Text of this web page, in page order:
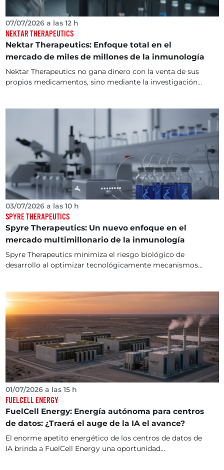
07/07/2026 a las 12 h
NEKTAR THERAPEUTICS
Nektar Therapeutics: Enfoque total en el
mercado de miles de millones de la inmunología
Nektar Therapeutics no gana dinero con la venta de sus
propios medicamentos, sino mediante la investigación...
03/07/2026 a las 10 h
SPYRE THERAPEUTICS
Spyre Therapeutics: Un nuevo enfoque en el
mercado multimillonario de la inmunología
Spyre Therapeutics minimiza el riesgo biológico de
desarrollo al optimizar tecnológicamente mecanismos...
01/07/2026 a las 15 h
FUELCELL ENERGY
FuelCell Energy: Energía autónoma para centros
de datos: ¿Traerá el auge de la IA el avance?
El enorme apetito energético de los centros de datos de
IA brinda a FuelCell Energy una oportunidad...